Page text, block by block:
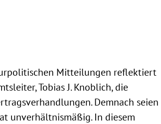
Mitteilungen reflektiert
Tobias J. Knoblich, die
Demnach seien
unverhältnismäßig. In diesem